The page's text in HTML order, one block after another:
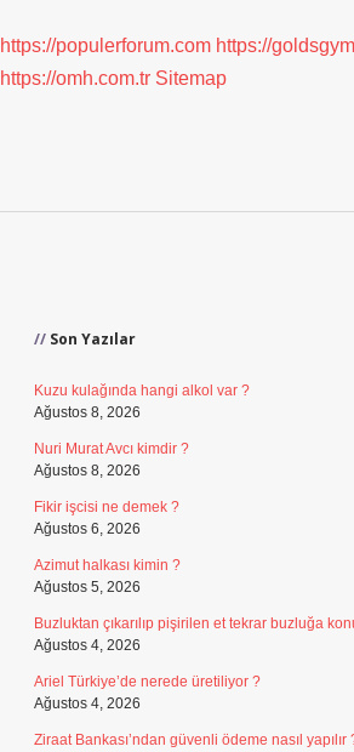
https://populerforum.com https://
https://omh.com.tr Sitemap
Son Yazılar
Kuzu kulağında hangi alkol var ?
Ağustos 8, 2026
Nuri Murat Avcı kimdir ?
Ağustos 8, 2026
Fikir işcisi ne demek ?
Ağustos 6, 2026
Azimut halkası kimin ?
Ağustos 5, 2026
Buzluktan çıkarılıp pişirilen et tekrar buzluğa
Ağustos 4, 2026
Ariel Türkiye’de nerede üretiliyor ?
Ağustos 4, 2026
Ziraat Bankası’ndan güvenli ödeme nasıl yapılır